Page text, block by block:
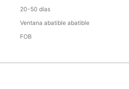
20-50 días
Ventana abatible abatible
FOB